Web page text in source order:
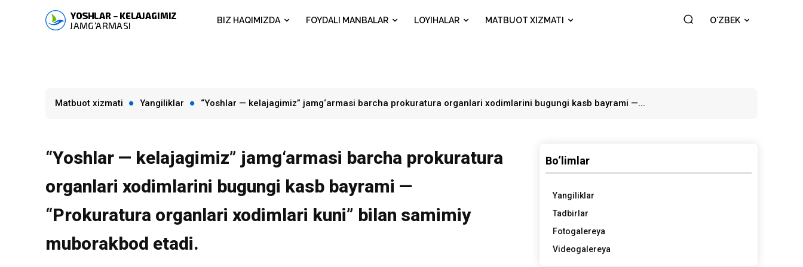
BIZ HAQIMIZDA FOYDALI MANBALAR LOYIHALAR MATBUOT XIZMATI OʻZBEK
Matbuot xizmati Yangiliklar “Yoshlar — kelajagimiz” jamg‘armasi barcha prokuratura organlari xodimlarini bugungi kasb bayrami —...
“Yoshlar — kelajagimiz” jamg‘armasi barcha prokuratura
organlari xodimlarini bugungi kasb bayrami —
“Prokuratura organlari xodimlari kuni” bilan samimiy
muborakbod etadi.
Bo‘limlar
Yangiliklar
Tadbirlar
Fotogalereya
Videogalereya